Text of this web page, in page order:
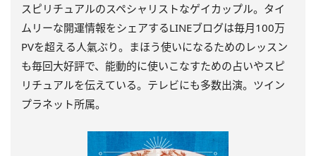
スピリチュアルのスペシャリストなゲイカップル。タイ
ムリーな開運情報をシェアするLINEブログは毎月100万
PVを超える人氣ぶり。まほう使いになるためのレッスン
も毎回大好評で、能動的に使いこなすための占いやスピ
リチュアルを伝えている。テレビにも多数出演。ツイン
プラネット所属。